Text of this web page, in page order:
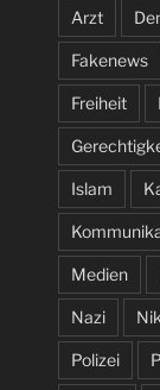
Arzt
Fakenews
Freiheit
Islam
Medien
Nazi
Polizei